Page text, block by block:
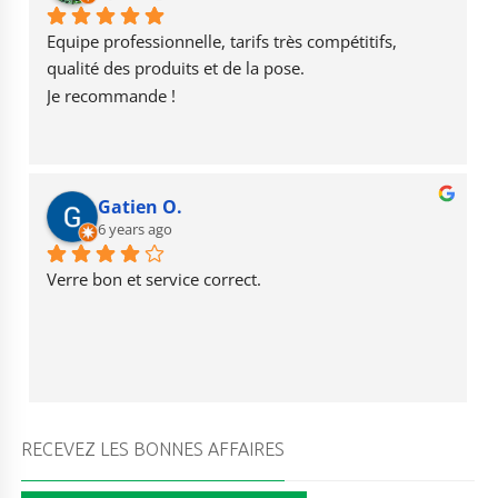
o
k
m e
Equipe professionnelle, tarifs très compétitifs,
qualité des produits et de la pose.
Je recommande !
Gatien O.
6 years ago
Verre bon et service correct.
RECEVEZ LES BONNES AFFAIRES